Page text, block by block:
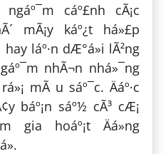
cáº£nh cÃ¡c
mÃ¡y káº¿t há»£p
láº·n dÆ°á»i lÃ²ng
nhÃ¬n nhá»¯ng
mÃ u sáº¯c. Äáº·c
báº¡n sáº½ cÃ³ cÆ¡
gia hoáº¡t Äá»ng